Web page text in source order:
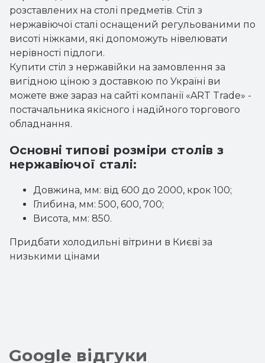
розставлених на столі предметів. Стіл з
нержавіючої сталі оснащений регульованими по
висоті ніжками, які допоможуть нівелювати
нерівності підлоги.
Купити стіл з нержавійки на замовлення за
вигідною ціною з доставкою по Україні ви
можете вже зараз на сайті компанії «ART Trade» -
постачальника якісного і надійного торгового
обладнання.
Основні типові розміри столів з
нержавіючої сталі:
Довжина, мм: від 600 до 2000, крок 100;
Глибина, мм: 500, 600, 700;
Висота, мм: 850.
Придбати холодильні вітрини в Києві за
низькими цінами
Google відгуки